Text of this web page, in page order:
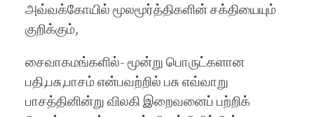
அவ்வக்கோயில் மூலமூர்த்திகளின் சக்தியையும்
குறிக்கும்,
சைவாகமங்களில்- மூன்று பொருட்களான
பதி,பசு,பாசம் என்பவற்றில் பசு எவ்வாறு
பாசத்தினின்று விலகி இறைவனைப் பற்றிக்